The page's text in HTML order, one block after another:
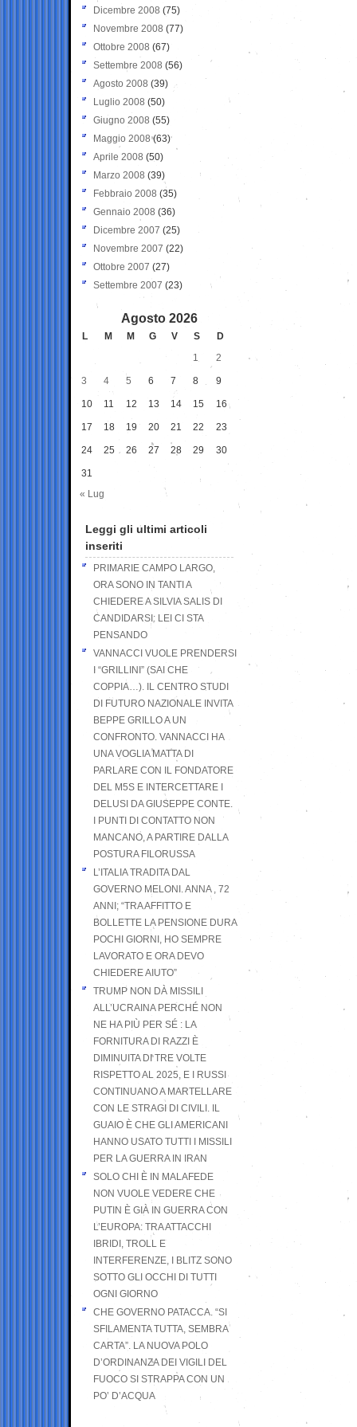
Dicembre 2008 (75)
Novembre 2008 (77)
Ottobre 2008 (67)
Settembre 2008 (56)
Agosto 2008 (39)
Luglio 2008 (50)
Giugno 2008 (55)
Maggio 2008(63)
Aprile 2008 (50)
Marzo 2008 (39)
Febbraio 2008 (35)
Gennaio 2008 (36)
Dicembre 2007 (25)
Novembre 2007 (22)
Ottobre 2007 (27)
Settembre 2007 (23)
Agosto 2026
L M M G V S
D
1
2
3 4 5 6 7 8 9
10 11 12 13 14 15 16
17 18 19 20 21 22 23
24 25 26 27 28 29 30
31
« Lug
Leggi gli ultimi articoli
inseriti
PRIMARIE CAMPO LARGO,
ORA SONO IN TANTI A
CHIEDERE A SILVIA SALIS DI
CANDIDARSI: LEI CI STA
PENSANDO
VANNACCI VUOLE PRENDERSI
I “GRILLINI” (SAI CHE
COPPIA…). IL CENTRO STUDI
DI FUTURO NAZIONALE INVITA
BEPPE GRILLO A UN
CONFRONTO. VANNACCI HA
UNA VOGLIA MATTA DI
PARLARE CON IL FONDATORE
DEL M5S E INTERCETTARE I
DELUSI DA GIUSEPPE CONTE.
I PUNTI DI CONTATTO NON
MANCANO, A PARTIRE DALLA
POSTURA FILORUSSA
L’ITALIA TRADITA DAL
GOVERNO MELONI. ANNA , 72
ANNI; “TRA AFFITTO E
BOLLETTE LA PENSIONE DURA
POCHI GIORNI, HO SEMPRE
LAVORATO E ORA DEVO
CHIEDERE AIUTO”
TRUMP NON DÀ MISSILI
ALL’UCRAINA PERCHÉ NON
NE HA PIÙ PER SÉ : LA
FORNITURA DI RAZZI È
DIMINUITA DI TRE VOLTE
RISPETTO AL 2025, E I RUSSI
CONTINUANO A MARTELLARE
CON LE STRAGI DI CIVILI. IL
GUAIO È CHE GLI AMERICANI
HANNO USATO TUTTI I MISSILI
PER LA GUERRA IN IRAN
SOLO CHI È IN MALAFEDE
NON VUOLE VEDERE CHE
PUTIN È GIÀ IN GUERRA CON
L’EUROPA: TRA ATTACCHI
IBRIDI, TROLL E
INTERFERENZE, I BLITZ SONO
SOTTO GLI OCCHI DI TUTTI
OGNI GIORNO
CHE GOVERNO PATACCA. “SI
SFILAMENTA TUTTA, SEMBRA
CARTA”. LA NUOVA POLO
D’ORDINANZA DEI VIGILI DEL
FUOCO SI STRAPPA CON UN
PO’ D’ACQUA